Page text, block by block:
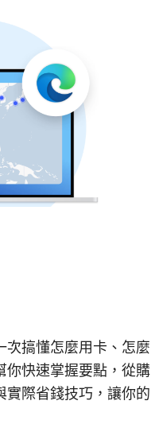
次搞懂怎麼用卡、怎麼
你快速掌握要點，從購
實際省錢技巧，讓你的